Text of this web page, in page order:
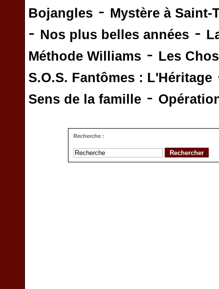
Bojangles - Mystère à Saint-
- Nos plus belles années -
Méthode Williams - Les
S.O.S. Fantômes : L'Héritage
Sens de la famille -
Recherche :